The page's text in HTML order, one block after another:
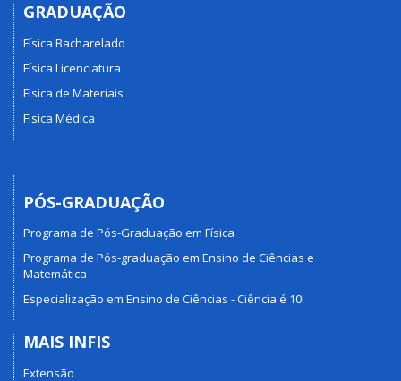
GRADUAÇÃO
Física Bacharelado
Física Licenciatura
Física de Materiais
Física Médica
PÓS-GRADUAÇÃO
Programa de Pós-Graduação em Física
Programa de Pós-graduação em Ensino de Ciências e
Matemática
Especialização em Ensino de Ciências - Ciência é 10!
MAIS INFIS
Extensão